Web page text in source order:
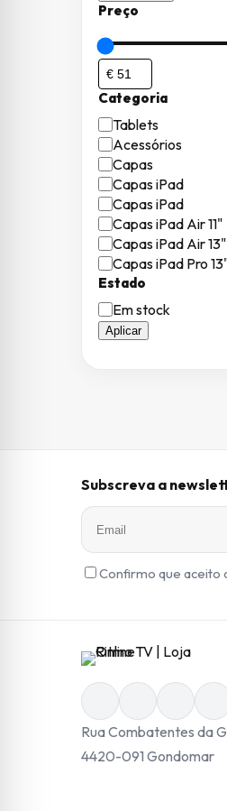
Preço
Categoria
Categoria
Tablets
Acessórios
Capas
Capas iPad
Capas iPad
Capas iPad Air 11"
Capas iPad Air 13"
Capas iPad Pro
Estado
Estado
Em stock
Aplicar
Subscreva a
Confirmo que aceito
Rua Combatentes da
4420-091 Gondomar